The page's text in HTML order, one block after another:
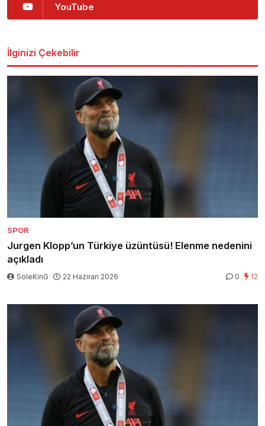
YouTube
İlginizi Çekebilir
SPOR
Jurgen Klopp’un Türkiye üzüntüsü! Elenme nedenini
açıkladı
SoleKinG 22 Haziran 2026 0 12